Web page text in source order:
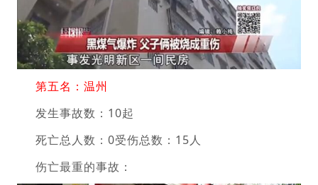
第五名：温州
发生事故数：10起
死亡总人数：0受伤总数：15人
伤亡最重的事故：